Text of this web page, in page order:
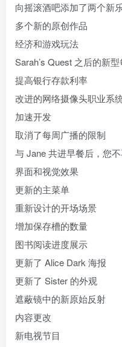
向摇滚酒吧添加了两个新
多个新的原创作品
经济和游戏玩法
Sarah’s Quest 之后的新型
提高银行存款利率
改进的网络摄像头职业系
加速开发
取消了每周广播的限制
与 Jane 共进早餐后，您
界面和视觉效果
更新的主菜单
重新设计的开场场景
增加保存槽的数量
图书阅读进度展示
更新了 Alice Dark 海报
更新了 Sister 的外观
遮蔽镜中的新原始反射
内容更改
新电视节目